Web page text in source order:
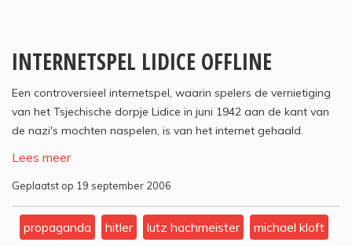
INTERNETSPEL LIDICE OFFLINE
Een controversieel internetspel, waarin spelers de vernietiging
van het Tsjechische dorpje Lidice in juni 1942 aan de kant van
de nazi's mochten naspelen, is van het internet gehaald.
Lees meer
Geplaatst op 19 september 2006
propaganda hitler lutz hachmeister michael kloft